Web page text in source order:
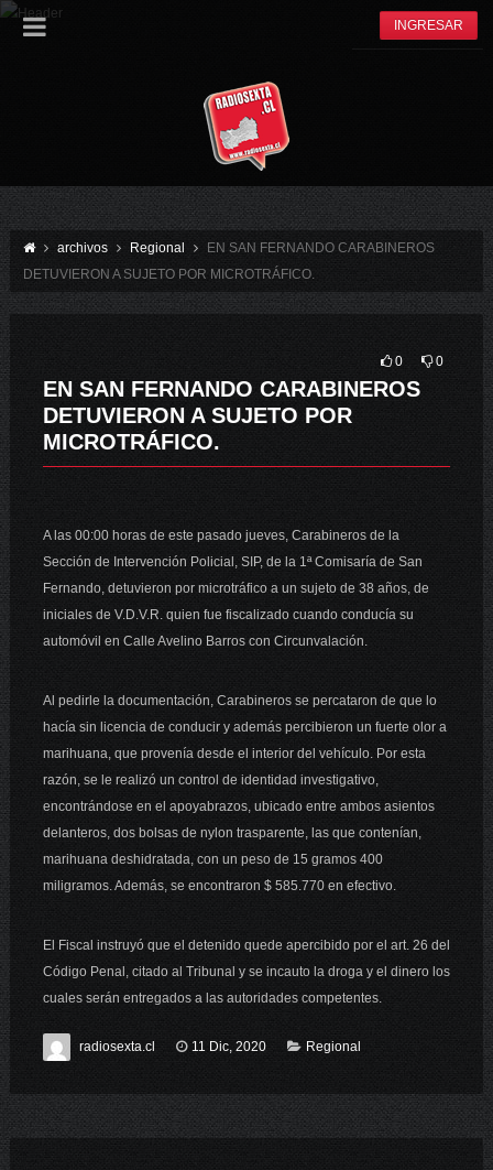
INGRESAR
archivos Regional
EN SAN FERNANDO CARABINEROS
DETUVIERON A SUJETO POR MICROTRÁFICO.
0 0
EN SAN FERNANDO CARABINEROS
DETUVIERON A SUJETO POR
MICROTRÁFICO.
A las 00:00 horas de este pasado jueves, Carabineros de la
Sección de Intervención Policial, SIP, de la 1ª Comisaría de San
Fernando, detuvieron por microtráfico a un sujeto de 38 años, de
iniciales de V.D.V.R. quien fue fiscalizado cuando conducía su
automóvil en Calle Avelino Barros con Circunvalación.
Al pedirle la documentación, Carabineros se percataron de que lo
hacía sin licencia de conducir y además percibieron un fuerte olor a
marihuana, que provenía desde el interior del vehículo. Por esta
razón, se le realizó un control de identidad investigativo,
encontrándose en el apoyabrazos, ubicado entre ambos asientos
delanteros, dos bolsas de nylon trasparente, las que contenían,
marihuana deshidratada, con un peso de 15 gramos 400
miligramos. Además, se encontraron $ 585.770 en efectivo.
El Fiscal instruyó que el detenido quede apercibido por el art. 26 del
Código Penal, citado al Tribunal y se incauto la droga y el dinero los
cuales serán entregados a las autoridades competentes.
radiosexta.cl 11 Dic, 2020 Regional